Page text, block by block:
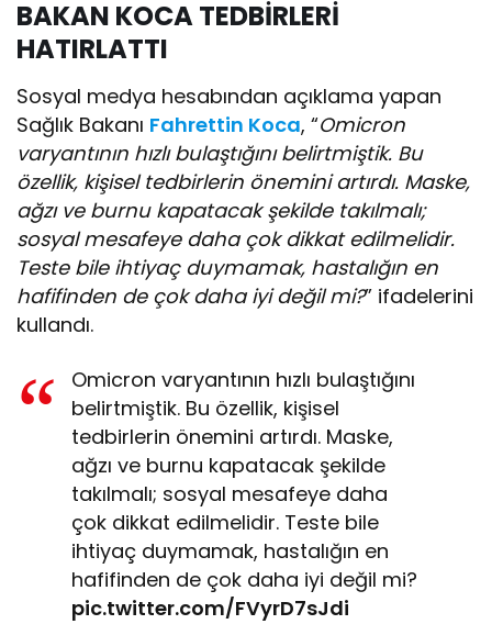
BAKAN KOCA TEDBİRLERİ
HATIRLATTI
Sosyal medya hesabından açıklama yapan
Sağlık Bakanı Fahrettin Koca, “Omicron
varyantının hızlı bulaştığını belirtmiştik. Bu
özellik, kişisel tedbirlerin önemini artırdı. Maske,
ağzı ve burnu kapatacak şekilde takılmalı;
sosyal mesafeye daha çok dikkat edilmelidir.
Teste bile ihtiyaç duymamak, hastalığın en
hafifinden de çok daha iyi değil mi?” ifadelerini
kullandı.
Omicron varyantının hızlı bulaştığını
belirtmiştik. Bu özellik, kişisel
tedbirlerin önemini artırdı. Maske,
ağzı ve burnu kapatacak şekilde
takılmalı; sosyal mesafeye daha
çok dikkat edilmelidir. Teste bile
ihtiyaç duymamak, hastalığın en
hafifinden de çok daha iyi değil mi?
pic.twitter.com/FVyrD7sJdi